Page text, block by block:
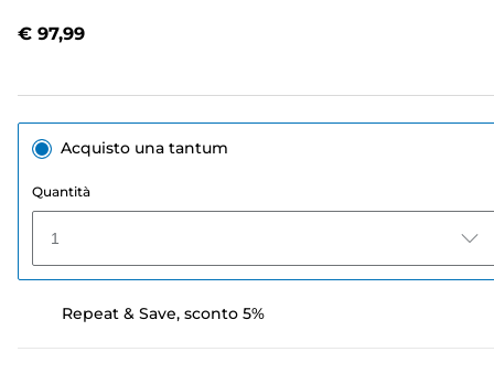
€ 97,99
Acquisto una tantum
Quantità
1
Repeat & Save, sconto 5%